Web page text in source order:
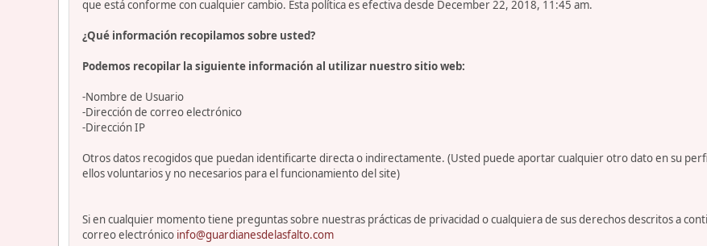
que está conforme con cualquier cambio. Esta política es efectiva desde December 22, 2018, 11:45 am.
¿Qué información recopilamos sobre usted?
Podemos recopilar la siguiente información al utilizar nuestro sitio web:
-Nombre de Usuario
-Dirección de correo electrónico
-Dirección IP
Otros datos recogidos que puedan identificarte directa o indirectamente. (Usted puede aportar cualquier otro dato en su
ellos voluntarios y no necesarios para el funcionamiento del site)
Si en cualquier momento tiene preguntas sobre nuestras prácticas de privacidad o cualquiera de sus derechos descritos a
correo electrónico info@guardianesdelasfalto.com